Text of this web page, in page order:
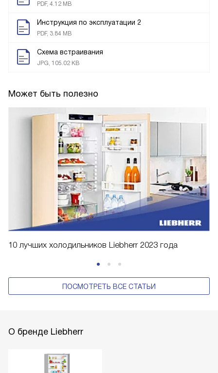
PDF, 4.12 MB
Инструкция по эксплуатации 2
PDF, 3.84 MB
Схема встраивания
JPG, 105.02 KB
Может быть полезно
10 лучших холодильников Liebherr 2023 года
ПОСМОТРЕТЬ ВСЕ СТАТЬИ
О бренде Liebherr